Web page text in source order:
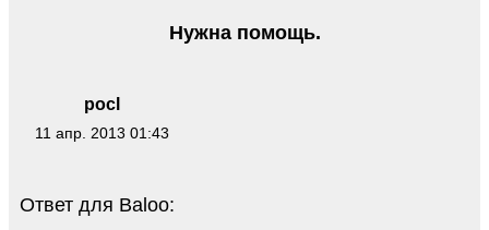
pocl
11 апр. 2013 01:43
Нужна помощь.
Ответ для Baloo: